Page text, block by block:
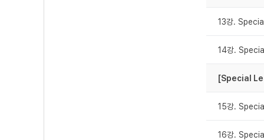
13강.
14강.
[Special
15강.
16강.